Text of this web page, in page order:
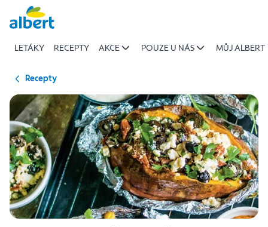
Přeskočit
LETÁKY RECEPTY AKCE POUZE U NÁS MŮJ ALBERT
Recepty